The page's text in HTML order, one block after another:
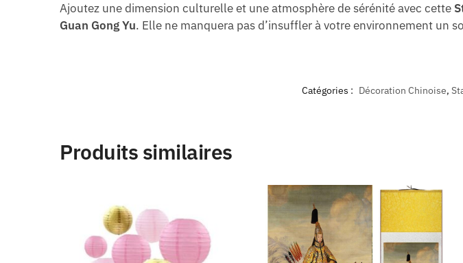
Ajoutez une dimension culturelle et une atmosphère de sérénité avec cette
Guan Gong Yu. Elle ne manquera pas d’insuffler à votre environnement un
Catégories : Décoration Chinoise,
Produits similaires